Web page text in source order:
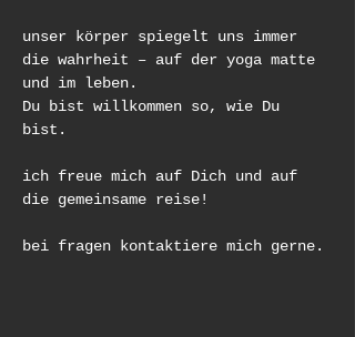
unser körper spiegelt uns immer
die wahrheit – auf der yoga matte
und im leben.
Du bist willkommen so, wie Du
bist.
ich freue mich auf Dich und auf
die gemeinsame reise!
bei fragen kontaktiere mich gerne.